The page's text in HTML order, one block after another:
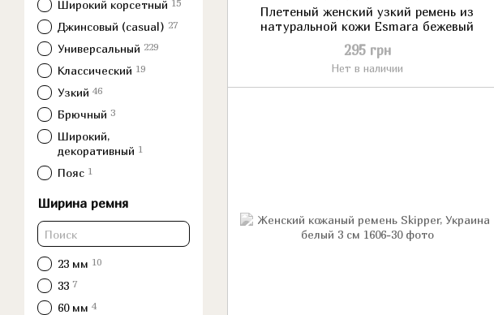
Плетеный женский узкий ремень из
натуральной кожи Esmara бежевый
295 грн
Нет в наличии
Широкий корсетный 15
Джинсовый (casual) 27
Универсальный 229
Классический 19
Узкий 46
Брючный 3
Широкий,
декоративный 1
Пояс 1
Ширина ремня
23 мм 10
33 7
60 мм 4